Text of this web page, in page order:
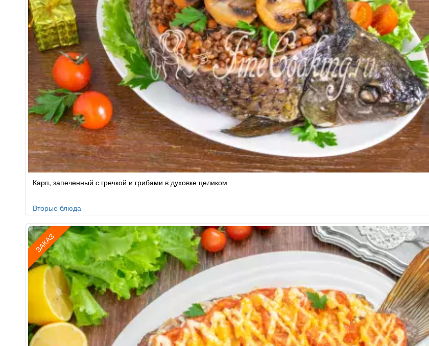
Карп, запеченный с гречкой и грибами в духовке целиком
Вторые блюда
ЗАКАЗ